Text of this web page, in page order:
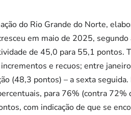
do Rio Grande do Norte,
em maio de 2025, segundo
de 45,0 para 55,1 pontos.
e recuos; entre
(48,3 pontos) – a sexta seguida.
para 76% (contra 72%
com indicação de que se